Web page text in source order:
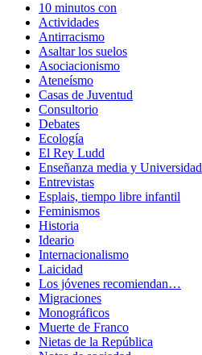
10 minutos con
Actividades
Antirracismo
Asaltar los suelos
Asociacionismo
Ateneísmo
Casas de Juventud
Consultorio
Debates
Ecología
El Rey Ludd
Enseñanza media y Universidad
Entrevistas
Esplais, tiempo libre infantil
Feminismos
Historia
Ideario
Internacionalismo
Laicidad
Los jóvenes recomiendan…
Migraciones
Monográficos
Muerte de Franco
Nietas de la República